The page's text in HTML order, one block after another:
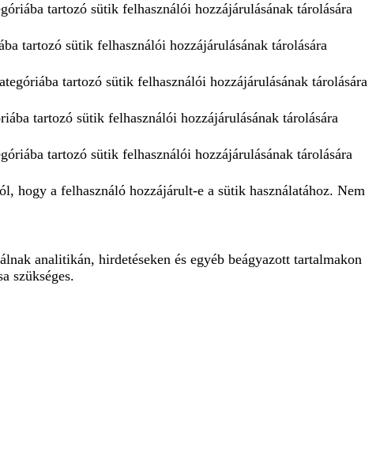
tartozó sütik felhasználói hozzájárulásának tárolására
tartozó sütik felhasználói hozzájárulásának tárolására
tartozó sütik felhasználói hozzájárulásának tárolására
tartozó sütik felhasználói hozzájárulásának tárolására
tartozó sütik felhasználói hozzájárulásának tárolására
hogy a felhasználó hozzájárult-e a sütik használatához. Nem
analitikán, hirdetéseken és egyéb beágyazott tartalmakon
szükséges.